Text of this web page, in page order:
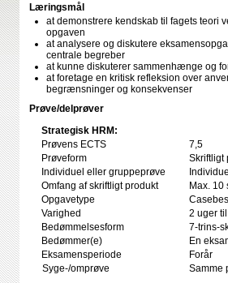
Læringsmål
at demonstrere kendskab til fagets teori
opgaven
at analysere og diskutere
centrale begreber
at kunne diskuterer sammenhænge og
at foretage en kritisk refleksion over
begrænsninger og konsekvenser
Prøve/delprøver
Strategisk HRM:
Prøvens ECTS
7,5
Prøveform
Skriftligt
Individuel eller gruppeprøve
Omfang af skriftligt produkt
Max. 10
Opgavetype
Varighed
2 uger
Bedømmelsesform
7-trins-
Bedømmer(e)
En
Eksamensperiode
Forår
Syge-/omprøve
Samme